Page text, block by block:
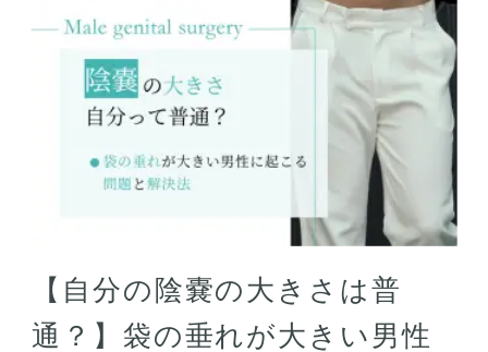
【自分の陰嚢の大きさは普
通？】袋の垂れが大きい男性